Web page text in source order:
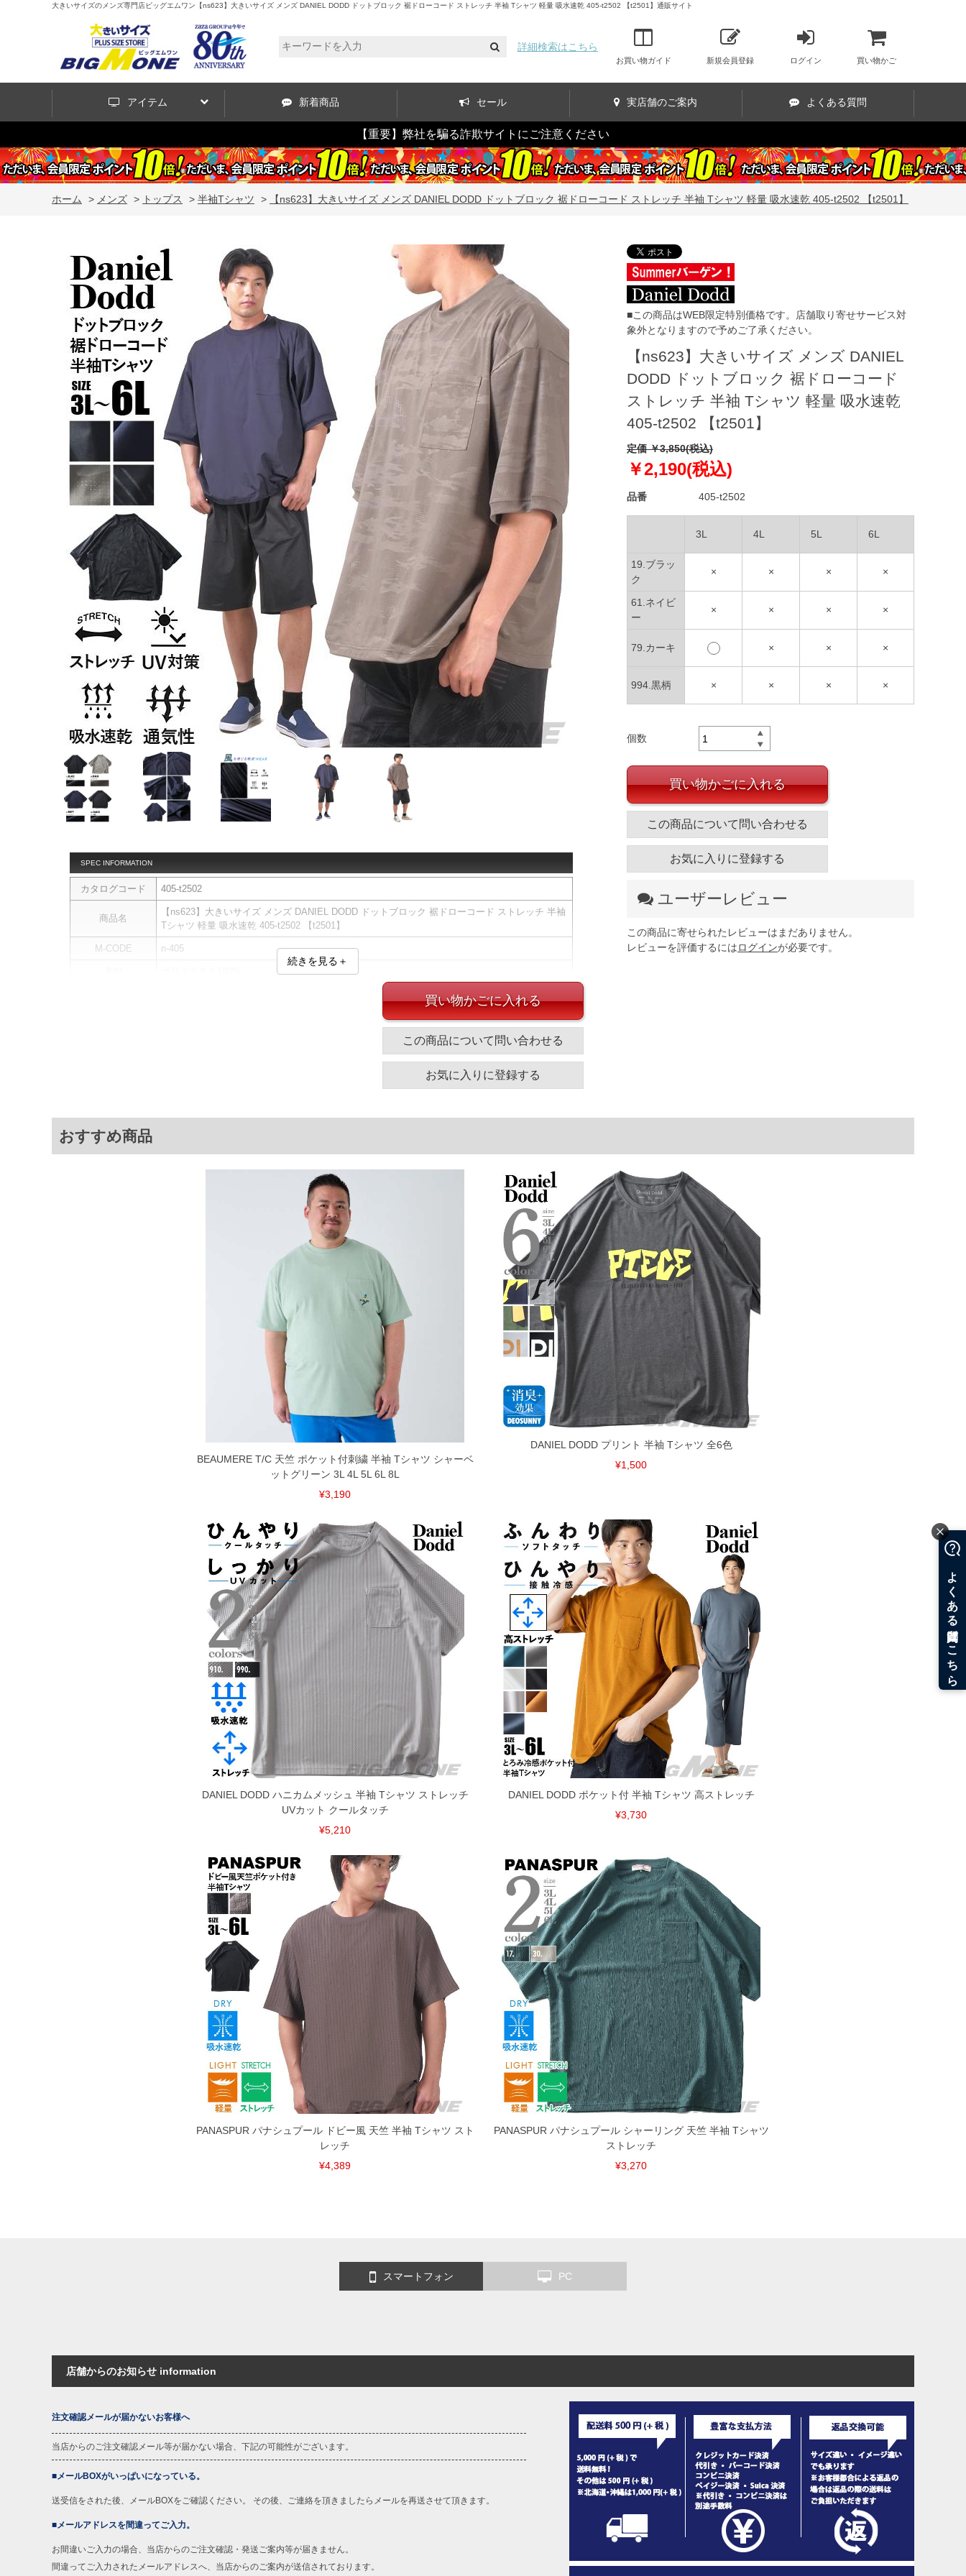
大きいサイズのメンズ専門店ビッグエムワン【ns623】大きいサイズ メンズ DANIEL DODD ドットブロック 裾ドローコード ストレッチ 半袖 Tシャツ 軽量 吸水速乾 405-t2502 【t2501】通販サイト
詳細検索はこちら
お買い物ガイド 新規会員登録 ログイン 買い物かご
アイテム 新着商品 セール 実店舗のご案内 よくある質問
【重要】弊社を騙る詐欺サイトにご注意ください
ホーム > メンズ > トップス > 半袖Tシャツ > 【ns623】大きいサイズ メンズ DANIEL DODD ドットブロック 裾ドローコード ストレッチ 半袖 Tシャツ 軽量 吸水速乾 405-t2502 【t2501】
SPEC INFORMATION
カタログコード 405-t2502
商品名
【ns623】大きいサイズ メンズ DANIEL DODD ドットブロック 裾ドローコード ストレッチ 半袖
Tシャツ 軽量 吸水速乾 405-t2502 【t2501】
M-CODE n-405
ドロップメッシュで涼やか。夏のお出かけに最適な素材です。
3L 63 30 138 76
4L
67 31 148
31
80
単位はcm
※商品によって若干のサイズの誤差がございます。また、お客様がご使用の環境（コンピュータ画
面）によって、商品の色味が若干異なる場合がございます。予めご了承ください。
※上記サイズが実際の商品に付いているタグのサイズ表記と異なる場合があります。お取り扱い前に
商品付属タグの記載もご確認下さい。
※当店での掲載商品は、実店鋪と在庫を共用しておりますので店頭での売り違い、店舗からのお取り
寄せ等により、お客様にご迷惑をお掛けしてしまう場合がございます。そのようなことがない様最大
限に努めておりますが、もしあった場合速やかにご連絡させて頂きますので予めご了承ください。
※【ボトムの裾上げをご希望の場合】
裾上げ料金は500円+税となります。
備考欄に股下●cmとご記入下さい。（裾上げ無料対象商品は1本につき税込6,000円以上の品が対象。
1本5,999円以下の商品は有料（500円+税）となります。）
出荷まで約1週間～20日間程お時間を頂く場合がございます。
尚、裾上げした商品は返品・交換不可となりますので、予めご了承下さい。
一部、お直しに対応出来ない商品がございます。(例：裾にファスナーや調節ひもが付いている、極
※【返品交換について】
返品交換希望の方は、商品到着後1週間以内にご連絡ください。
下着(肌着)やワイシャツは商品の性質上、返品交換不可とさせて頂いております。予めご了承くださ
続きを見る＋
■この商品はWEB限定特別価格です。店舗取り寄せサービス対
象外となりますので予めご了承ください。
【ns623】大きいサイズ メンズ DANIEL
DODD ドットブロック 裾ドローコード
ストレッチ 半袖 Tシャツ 軽量 吸水速乾
405-t2502 【t2501】
定価 ￥3,850(税込)
￥2,190(税込)
品番 405-t2502
3L 4L 5L 6L
19.ブラッ
ク
× × × ×
61.ネイビ
ー
× × × ×
79.カーキ × × ×
994.黒柄 × × × ×
個数
買い物かごに入れる
この商品について問い合わせる
お気に入りに登録する
ユーザーレビュー
この商品に寄せられたレビューはまだありません。
レビューを評価するにはログインが必要です。
買い物かごに入れる
この商品について問い合わせる
お気に入りに登録する
おすすめ商品
BEAUMERE T/C 天竺 ポケット付刺繍 半袖 Tシャツ シャーベ
ットグリーン 3L 4L 5L 6L 8L
¥3,190
DANIEL DODD プリント 半袖 Tシャツ 全6色
¥1,500
DANIEL DODD ハニカムメッシュ 半袖 Tシャツ ストレッチ
UVカット クールタッチ
¥5,210
DANIEL DODD ポケット付 半袖 Tシャツ 高ストレッチ
¥3,730
PANASPUR パナシュプール ドビー風 天竺 半袖 Tシャツ スト
レッチ
¥4,389
PANASPUR パナシュプール シャーリング 天竺 半袖 Tシャツ
ストレッチ
¥3,270
スマートフォン PC
店舗からのお知らせ information
注文確認メールが届かないお客様へ
当店からのご注文確認メール等が届かない場合、下記の可能性がございます。
■メールBOXがいっぱいになっている。
送受信をされた後、メールBOXをご確認ください。 その後、ご連絡を頂きましたらメールを再送させて頂きます。
■メールアドレスを間違ってご入力。
お間違いご入力の場合、当店からのご注文確認・発送ご案内等が届きません。
間違ってご入力されたメールアドレスへ、当店からのご案内が送信されております。